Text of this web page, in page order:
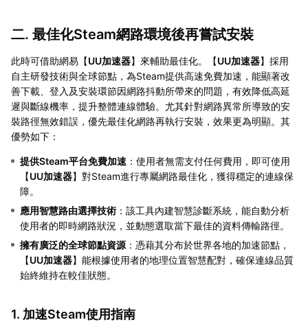
二. 最佳化Steam網路環境後再嘗試安裝
此時可借助網易【UU加速器】來輔助最佳化。【UU加速器】採用
自主研發技術與全球節點，為Steam提供高速免費加速，能顯著改
善下載、登入及安裝環節因網路抖動所帶來的問題，有效降低高延
遲與斷線機率，提升整體連線體驗。尤其針對網路異常所導致的安
裝路徑無效錯誤，優先最佳化網路再執行安裝，效果更為明顯。其
優勢如下：
提供Steam平台免費加速 ：使用者無需支付任何費用，即可使用
【UU加速器】對Steam進行專屬網路最佳化，獲得穩定的連線保
障。
應用智慧路由選擇技術 ：該工具內建智慧診斷系統，能自動分析
使用者的即時網路狀況，並動態選取當下最佳的資料傳輸路徑。
擁有廣泛的全球節點資源 ：憑藉其分布於世界各地的加速節點，
【UU加速器】能根據使用者的地理位置智慧配對，確保連線品質
始終維持在較佳狀態。
1. 加速Steam使用指南